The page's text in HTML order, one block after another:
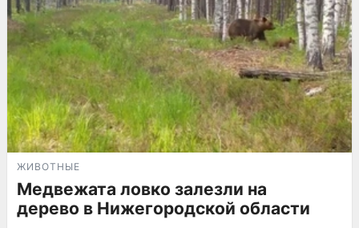
ЖИВОТНЫЕ
Медвежата ловко залезли на
дерево в Нижегородской области